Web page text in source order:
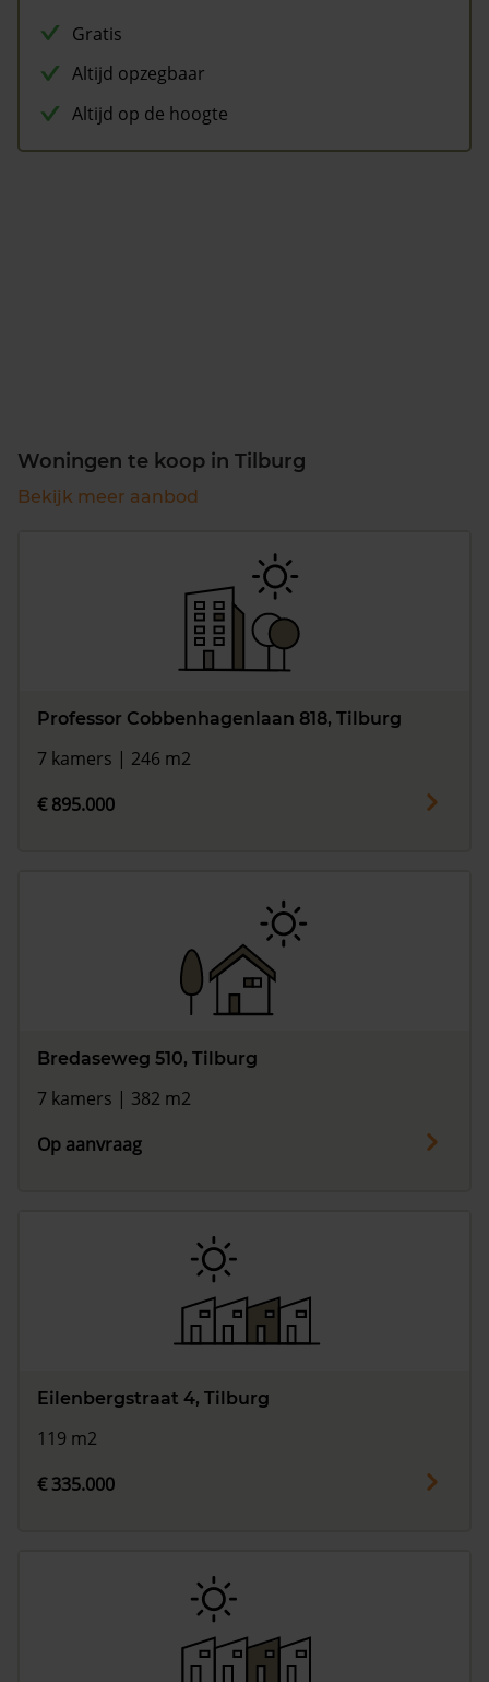
Gratis
Altijd opzegbaar
Altijd op de hoogte
Woningen te koop in Tilburg
Bekijk meer aanbod
Professor Cobbenhagenlaan 818, Tilburg
7 kamers | 246 m2
€ 895.000
Bredaseweg 510, Tilburg
7 kamers | 382 m2
Op aanvraag
Eilenbergstraat 4, Tilburg
119 m2
€ 335.000